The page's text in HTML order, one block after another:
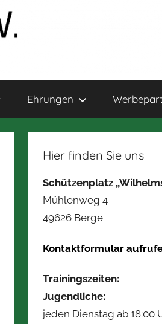
Ehrungen
Hier finden Sie uns
Schützenplatz
Mühlenweg 4
49626 Berge
Kontaktformular
Trainingszeiten:
Jugendliche:
jeden Dienstag ab 18:00